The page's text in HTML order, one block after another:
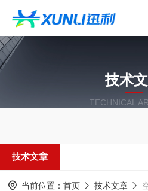
技术
TECHNICAL
技术文章
当前位置： 首页 技术文章